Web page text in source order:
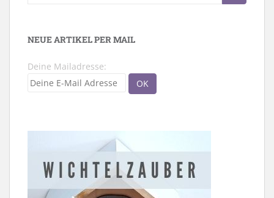
NEUE ARTIKEL PER MAIL
Deine Mailadresse: